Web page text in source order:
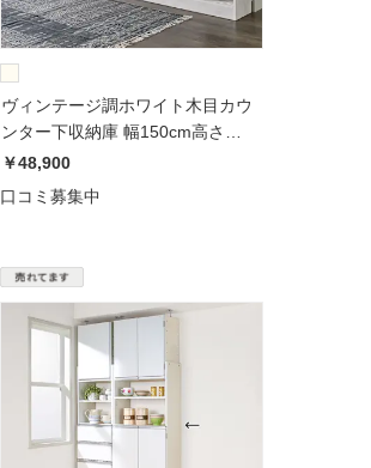
ヴィンテージ調ホワイト木目カウ
ンター下収納庫 幅150cm高さ
90cm
￥48,900
口コミ募集中